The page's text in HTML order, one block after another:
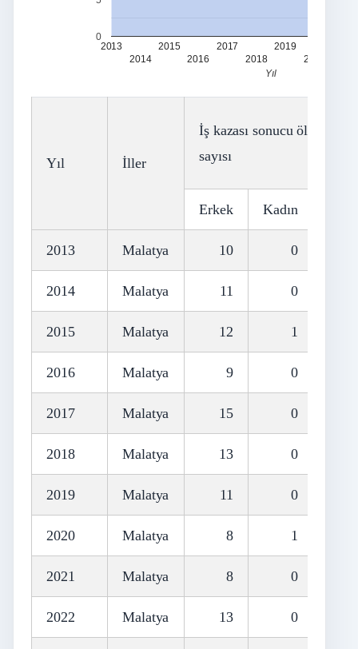
2013
2014
2015
2016
2017
2018
2019
2020
0
Yıl
Yıl İller
İş kazası sonucu ölen
sayısı
Erkek Kadın
2013 Malatya 10 0
2014 Malatya 11 0
2015 Malatya 12 1
2016 Malatya 9 0
2017 Malatya 15 0
2018 Malatya 13 0
2019 Malatya 11 0
2020 Malatya 8 1
2021 Malatya 8 0
2022 Malatya 13 0